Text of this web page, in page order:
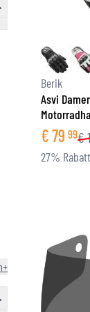
Berik
Asvi
€79 99€
27%